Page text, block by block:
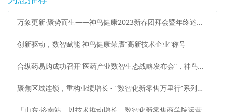
万象更新·聚势而生——神鸟健康2023新春团拜会暨年终述职大会成功召开
创新驱动，数智赋能 神鸟健康荣膺“高新技术企业”称号
合纵药易购成功召开“医药产业数智生态战略发布会”，神鸟健康参与多项成果发布
聚焦区域连锁，重构业绩增长 - “数智化新零售万里行”系列活动走进山东济南
「山东·济南站」以技术推动增长，数智化新零售商学院运营督导培训顺利召开